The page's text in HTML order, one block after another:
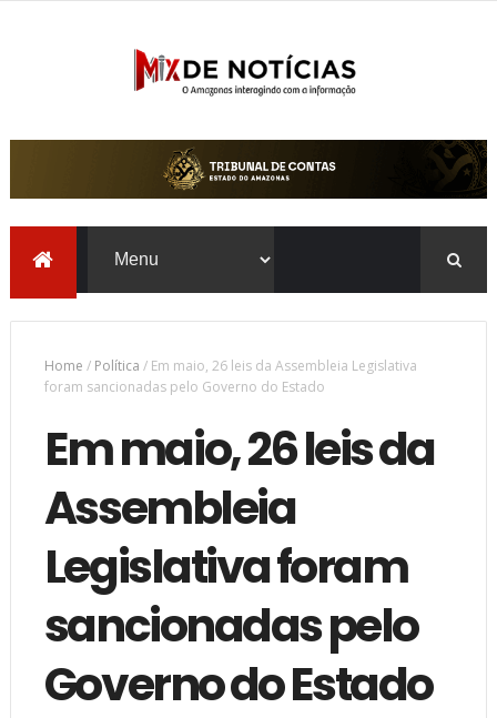
Home / Política / Em maio, 26 leis da Assembleia Legislativa
foram sancionadas pelo Governo do Estado
Em maio, 26 leis da
Assembleia
Legislativa foram
sancionadas pelo
Governo do Estado